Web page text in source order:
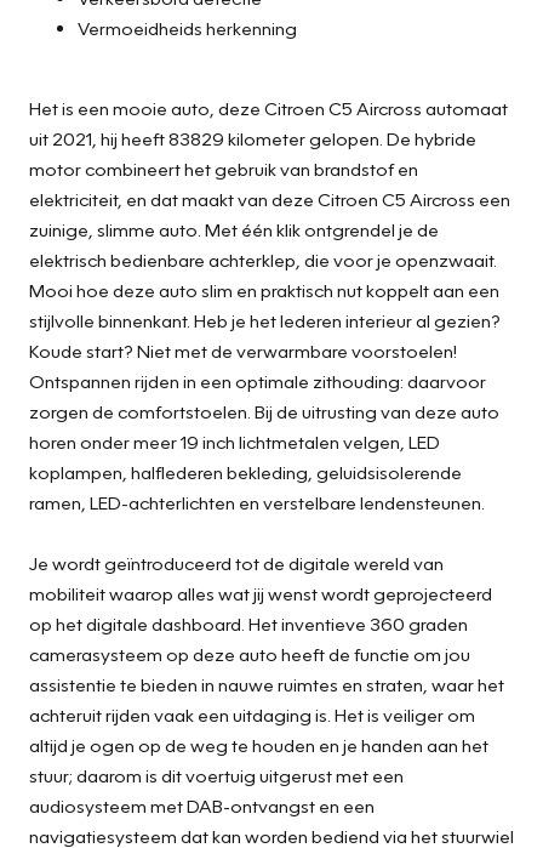
Vermoeidheids herkenning
Het is een mooie auto, deze Citroen C5 Aircross automaat
uit 2021, hij heeft 83829 kilometer gelopen. De hybride
motor combineert het gebruik van brandstof en
elektriciteit, en dat maakt van deze Citroen C5 Aircross een
zuinige, slimme auto. Met één klik ontgrendel je de
elektrisch bedienbare achterklep, die voor je openzwaait.
Mooi hoe deze auto slim en praktisch nut koppelt aan een
stijlvolle binnenkant. Heb je het lederen interieur al gezien?
Koude start? Niet met de verwarmbare voorstoelen!
Ontspannen rijden in een optimale zithouding: daarvoor
zorgen de comfortstoelen. Bij de uitrusting van deze auto
horen onder meer 19 inch lichtmetalen velgen, LED
koplampen, halflederen bekleding, geluidsisolerende
ramen, LED-achterlichten en verstelbare lendensteunen.
Je wordt geïntroduceerd tot de digitale wereld van
mobiliteit waarop alles wat jij wenst wordt geprojecteerd
op het digitale dashboard. Het inventieve 360 graden
camerasysteem op deze auto heeft de functie om jou
assistentie te bieden in nauwe ruimtes en straten, waar het
achteruit rijden vaak een uitdaging is. Het is veiliger om
altijd je ogen op de weg te houden en je handen aan het
stuur; daarom is dit voertuig uitgerust met een
audiosysteem met DAB-ontvangst en een
navigatiesysteem dat kan worden bediend via het stuurwiel